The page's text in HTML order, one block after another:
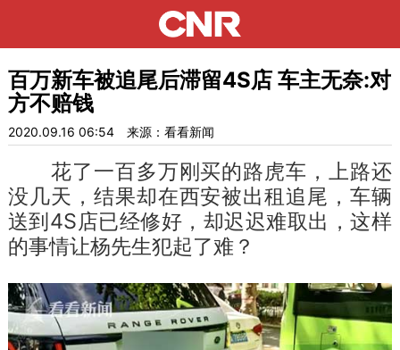
百万新车被追尾后滞留4S店 车主无奈:对
方不赔钱
2020.09.16 06:54 来源：看看新闻
花了一百多万刚买的路虎车，上路还
没几天，结果却在西安被出租追尾，车辆
送到4S店已经修好，却迟迟难取出，这样
的事情让杨先生犯起了难？